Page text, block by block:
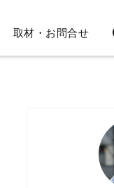
取材・お問合せ